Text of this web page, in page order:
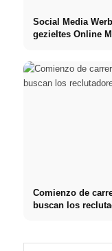
Social Media
gezieltes Online
Comienzo de
buscan los